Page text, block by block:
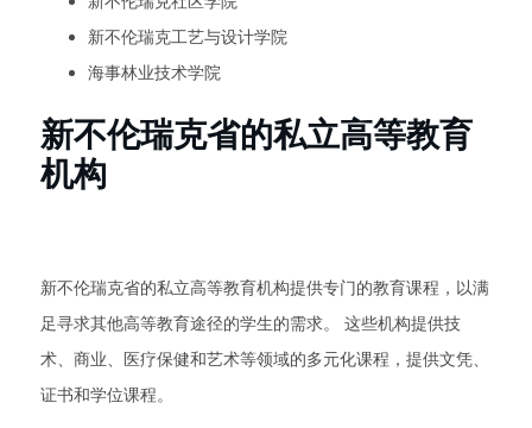
新不伦瑞克工艺与设计学院
海事林业技术学院
新不伦瑞克省的私立高等教育
机构
新不伦瑞克省的私立高等教育机构提供专门的教育课程，以满
足寻求其他高等教育途径的学生的需求。 这些机构提供技
术、商业、医疗保健和艺术等领域的多元化课程，提供文凭、
证书和学位课程。